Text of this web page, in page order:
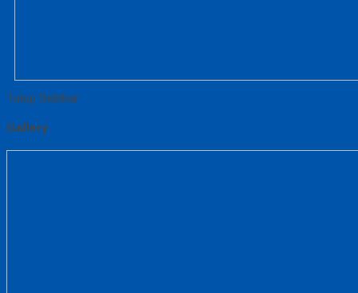
Tutup Sidebar
Gallery